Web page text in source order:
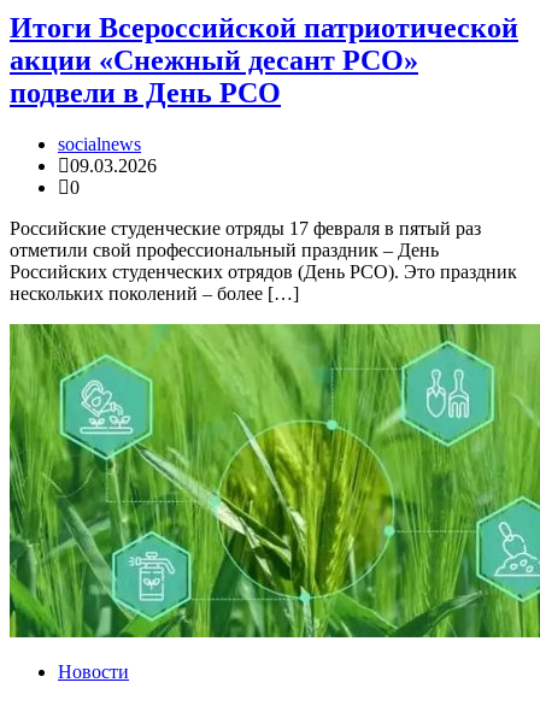
Итоги Всероссийской патриотической
акции «Снежный десант РСО»
подвели в День РСО
socialnews
09.03.2026
0
Российские студенческие отряды 17 февраля в пятый раз
отметили свой профессиональный праздник – День
Российских студенческих отрядов (День РСО). Это праздник
нескольких поколений – более […]
Новости